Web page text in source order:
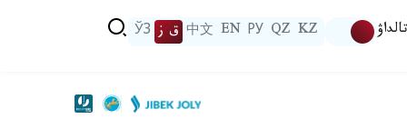
تالداۋ KZ
QZ
РУ
EN
中文 ق ز ЎЗ